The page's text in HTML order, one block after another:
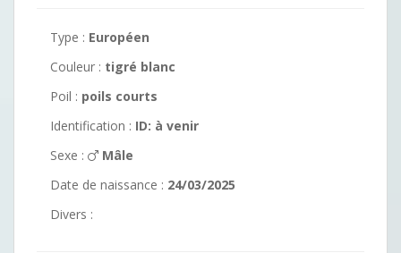
Type : Européen
Couleur : tigré blanc
Poil : poils courts
Identification : ID: à venir
Sexe :
Mâle
Date de naissance : 24/03/2025
Divers :